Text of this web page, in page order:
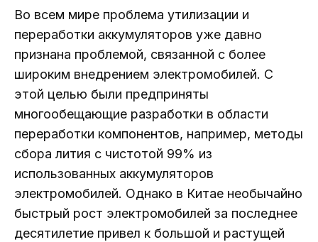
Во всем мире проблема утилизации и
переработки аккумуляторов уже давно
признана проблемой, связанной с более
широким внедрением электромобилей. С
этой целью были предприняты
многообещающие разработки в области
переработки компонентов, например, методы
сбора лития с чистотой 99% из
использованных аккумуляторов
электромобилей. Однако в Китае необычайно
быстрый рост электромобилей за последнее
десятилетие привел к большой и растущей